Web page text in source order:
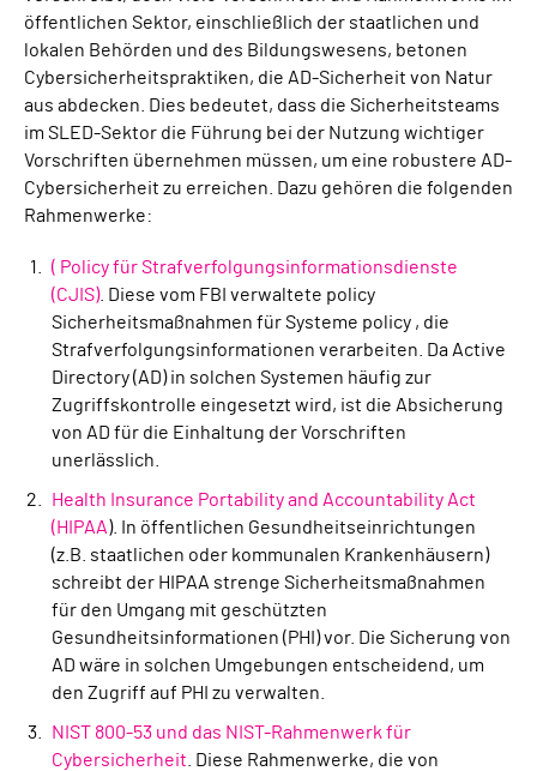
öffentlichen Sektor, einschließlich der staatlichen und
lokalen Behörden und des Bildungswesens, betonen
Cybersicherheitspraktiken, die AD-Sicherheit von Natur
aus abdecken. Dies bedeutet, dass die Sicherheitsteams
im SLED-Sektor die Führung bei der Nutzung wichtiger
Vorschriften übernehmen müssen, um eine robustere AD-
Cybersicherheit zu erreichen. Dazu gehören die folgenden
Rahmenwerke:
( Policy für Strafverfolgungsinformationsdienste
(CJIS). Diese vom FBI verwaltete policy
Sicherheitsmaßnahmen für Systeme policy , die
Strafverfolgungsinformationen verarbeiten. Da Active
Directory (AD) in solchen Systemen häufig zur
Zugriffskontrolle eingesetzt wird, ist die Absicherung
von AD für die Einhaltung der Vorschriften
unerlässlich.
Health Insurance Portability and Accountability Act
(HIPAA). In öffentlichen Gesundheitseinrichtungen
(z.B. staatlichen oder kommunalen Krankenhäusern)
schreibt der HIPAA strenge Sicherheitsmaßnahmen
für den Umgang mit geschützten
Gesundheitsinformationen (PHI) vor. Die Sicherung von
AD wäre in solchen Umgebungen entscheidend, um
den Zugriff auf PHI zu verwalten.
NIST 800-53 und das NIST-Rahmenwerk für
Cybersicherheit . Diese Rahmenwerke, die von